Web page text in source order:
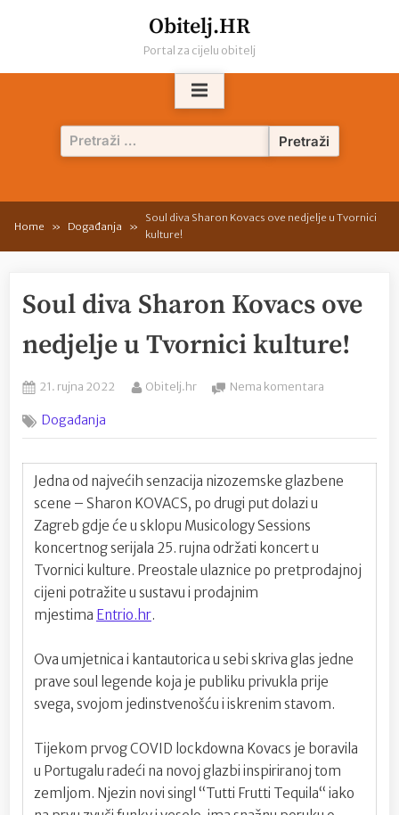
Obitelj.HR
Portal za cijelu obitelj
Pretraži:
Home Događanja
Soul diva Sharon Kovacs ove nedjelje u Tvornici
kulture!
Soul diva Sharon Kovacs ove
nedjelje u Tvornici kulture!
Posted
21. rujna 2022 By
Obitelj.hr Nema komentara
Sharon
Kovacs
ove
Događanja
Jedna od najvećih senzacija nizozemske glazbene
scene – Sharon KOVACS, po drugi put dolazi u
Zagreb gdje će u sklopu Musicology Sessions
koncertnog serijala 25. rujna održati koncert u
Tvornici kulture. Preostale ulaznice po pretprodajnoj
cijeni potražite u sustavu i prodajnim
mjestima Entrio.hr.
Ova umjetnica i kantautorica u sebi skriva glas jedne
prave soul legende koja je publiku privukla prije
svega, svojom jedinstvenošću i iskrenim stavom.
Tijekom prvog COVID lockdowna Kovacs je boravila
u Portugalu radeći na novoj glazbi inspiriranoj tom
zemljom. Njezin novi singl “Tutti Frutti Tequila“ iako